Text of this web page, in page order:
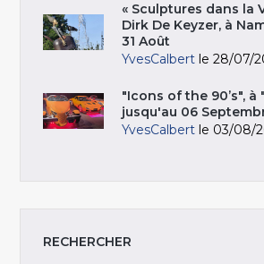
« Sculptures dans la
Dirk De Keyzer, à
31 Août
YvesCalbert le 28/07/
"Icons of the 90’s", à
jusqu'au 06
YvesCalbert le 03/08/
RECHERCHER